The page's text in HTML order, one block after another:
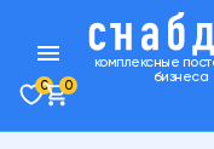
menu
комплексные
бизнеса
0 0